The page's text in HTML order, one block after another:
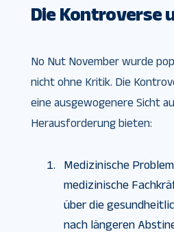
Die Kontroverse
No Nut November wurde
nicht ohne Kritik. Die
eine ausgewogenere Sicht
Herausforderung bieten:
Medizinische
medizinische
über die
nach längeren